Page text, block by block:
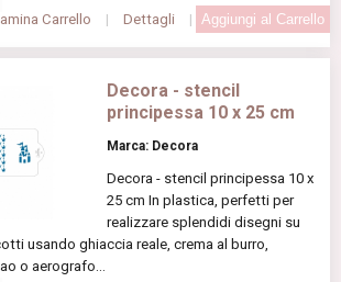
Carrello | Dettagli |
Decora - stencil
principessa 10 x 25 cm
Marca: Decora
Decora - stencil principessa 10 x
25 cm In plastica, perfetti per
realizzare splendidi disegni su
usando ghiaccia reale, crema al burro,
o aerografo...